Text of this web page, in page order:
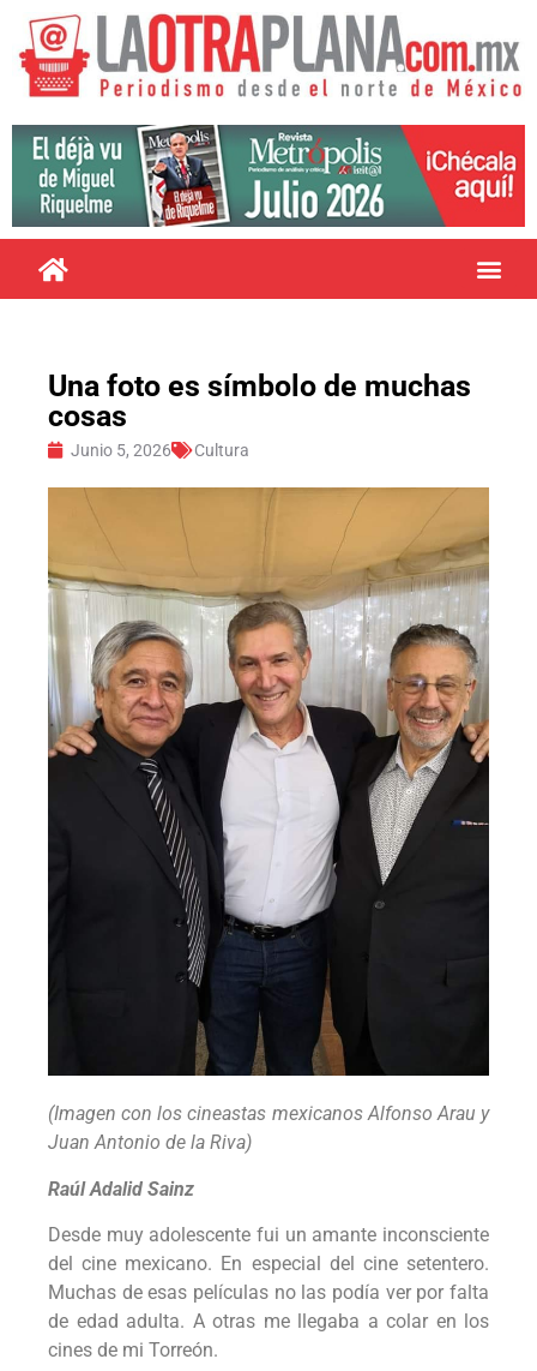
Una foto es símbolo de muchas
cosas
Junio 5, 2026 Cultura
(Imagen con los cineastas mexicanos Alfonso Arau y
Juan Antonio de la Riva)
Raúl Adalid Sainz
Desde muy adolescente fui un amante inconsciente
del cine mexicano. En especial del cine setentero.
Muchas de esas películas no las podía ver por falta
de edad adulta. A otras me llegaba a colar en los
cines de mi Torreón.